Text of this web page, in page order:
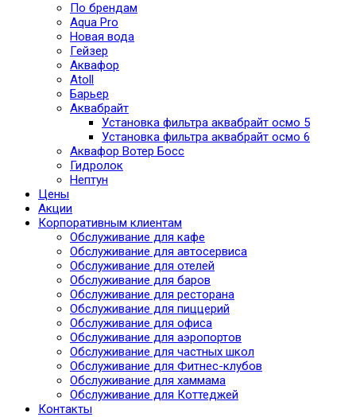
По брендам
Aqua Pro
Новая вода
Гейзер
Аквафор
Atoll
Барьер
Аквабрайт
Установка фильтра аквабрайт осмо 5
Установка фильтра аквабрайт осмо 6
Аквафор Вотер Босс
Гидролок
Нептун
Цены
Акции
Корпоративным клиентам
Обслуживание для кафе
Обслуживание для автосервиса
Обслуживание для отелей
Обслуживание для баров
Обслуживание для ресторана
Обслуживание для пиццерий
Обслуживание для офиса
Обслуживание для аэропортов
Обслуживание для частных школ
Обслуживание для Фитнес-клубов
Обслуживание для хаммама
Обслуживание для Коттеджей
Контакты